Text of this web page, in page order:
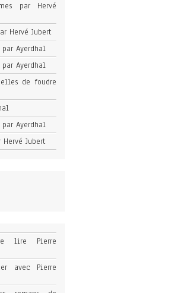
par Hervé
Hervé Jubert
Ayerdhal
Ayerdhal
de foudre
Ayerdhal
Jubert
lire Pierre
avec Pierre